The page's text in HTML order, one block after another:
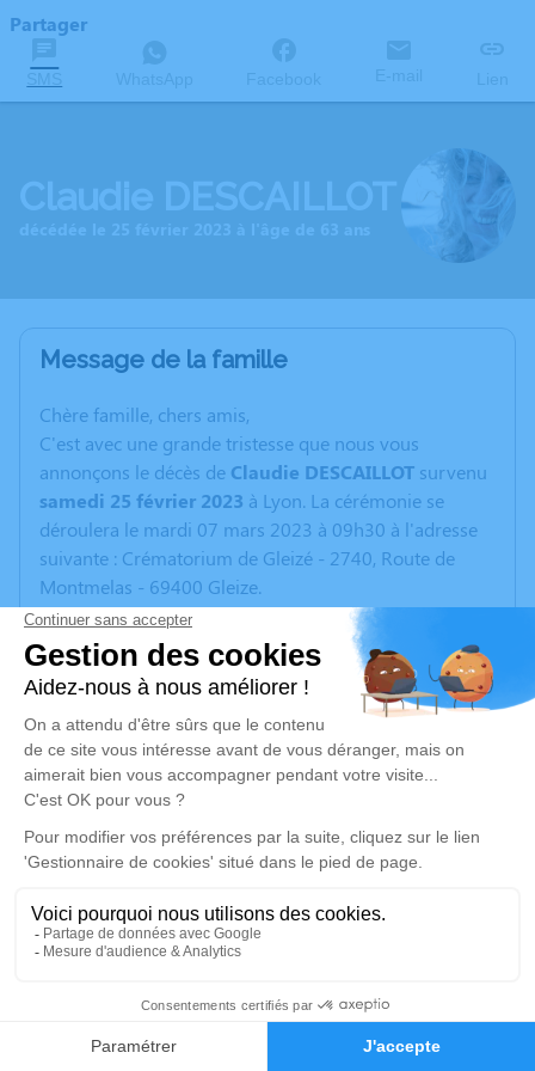
Faire-part Hommages
Partager
Message de la famille
Chère famille, chers amis,
C'est avec une grande tristesse que nous vous
annonçons le décès de Claudie DESCAILLOT survenu
samedi 25 février 2023 à Lyon. La cérémonie se
déroulera le mardi 07 mars 2023 à 09h30 à l'adresse
suivante : Crématorium de Gleizé - 2740, Route de
Montmelas - 69400 Gleize.
Un service de plantation d’arbre hommage est
disponible ici.
Je rends hommage
Cérémonie civile
mardi 07 mars 2023 à 09h30
Crématorium de Gleize
69400 Gleize
Je rends hommage
Déroulé des obsèques